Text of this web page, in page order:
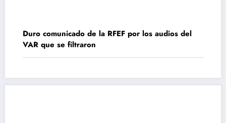
Duro comunicado de la RFEF por los audios del
VAR que se filtraron